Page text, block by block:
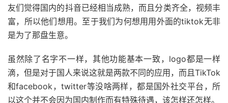
友们觉得国内的抖音已经相当成熟，而且分类齐全，视频丰
富，所以他们想用。至于我们为何想用用外面的tiktok无非
是为了那盘生意。
虽然除了名字不一样，其他功能基本一致，logo都是一样
滴，但是对于国人来说这就是两款不同的应用，而且TikTok
和facebook，twitter等没啥两样，都是国外社交平台，所
以这个并不会因为国内制作而有特殊待遇，该怎样还怎样。